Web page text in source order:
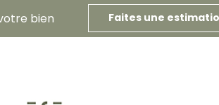
bien Faites une